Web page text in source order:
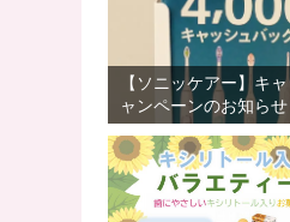
【ソニッケアー】キ
ャンペーンのお知らせ